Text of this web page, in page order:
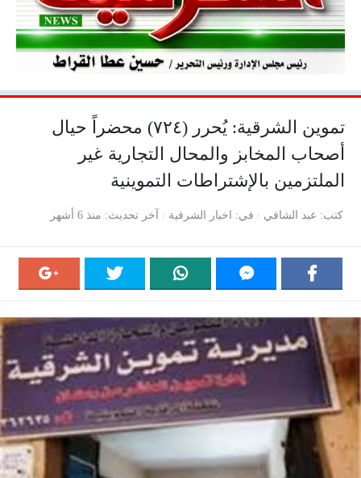
تموين الشرقية: يُحرر (٧٢٤) محضراً حيال
أصحاب المخابز والمحال التجارية غير
الملتزمين بالإشتراطات التموينية
كتب عبد الشافي في اخبار الشرقية آخر تحديث منذ 6 أشهر